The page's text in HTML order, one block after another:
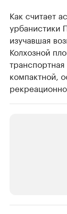
Как считает
урбанистики
изучавшая
Колхозной
компактной,